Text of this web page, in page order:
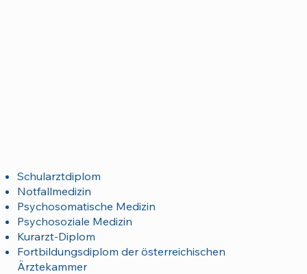
Schularztdiplom
Notfallmedizin
Psychosomatische Medizin
Psychosoziale Medizin
Kurarzt-Diplom
Fortbildungsdiplom der österreichischen
Ärztekammer